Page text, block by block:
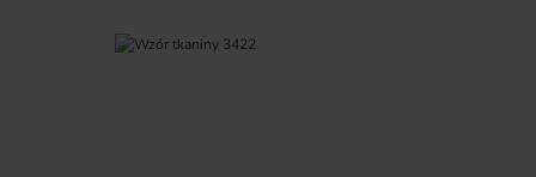
Pomiń galerię zdjęć